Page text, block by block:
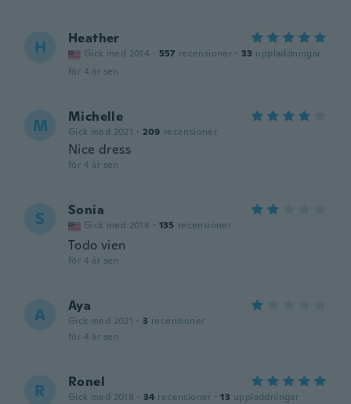
H Heather
Gick med 2014 · 557 recensioner · 33 uppladdningar
för 4 år sen
M Michelle
Gick med 2021 · 209 recensioner
Nice dress
för 4 år sen
S Sonia
Gick med 2018 · 135 recensioner
Todo vien
för 4 år sen
A Aya
Gick med 2021 · 3 recensioner
för 4 år sen
R Ronel
Gick med 2018 · 34 recensioner · 13 uppladdningar